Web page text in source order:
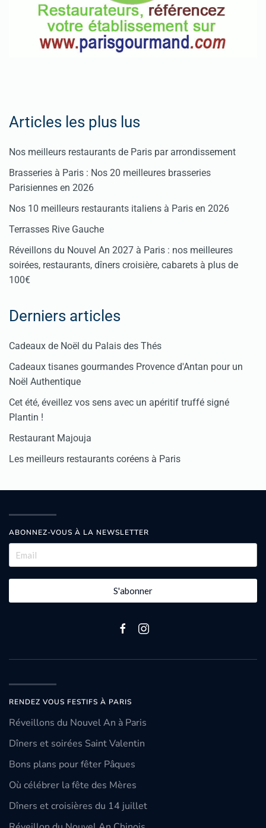
Articles les plus lus
Nos meilleurs restaurants de Paris par arrondissement
Brasseries à Paris : Nos 20 meilleures brasseries
Parisiennes en 2026
Nos 10 meilleurs restaurants italiens à Paris en 2026
Terrasses Rive Gauche
Réveillons du Nouvel An 2027 à Paris : nos meilleures
soirées, restaurants, dîners croisière, cabarets à plus de
100€
Derniers articles
Cadeaux de Noël du Palais des Thés
Cadeaux tisanes gourmandes Provence d'Antan pour un
Noël Authentique
Cet été, éveillez vos sens avec un apéritif truffé signé
Plantin !
Restaurant Majouja
Les meilleurs restaurants coréens à Paris
ABONNEZ-VOUS À LA NEWSLETTER
S'abonner
RENDEZ VOUS FESTIFS À PARIS
Réveillons du Nouvel An à Paris
Dîners et soirées Saint Valentin
Bons plans pour fêter Pâques
Où célébrer la fête des Mères
Dîners et croisières du 14 juillet